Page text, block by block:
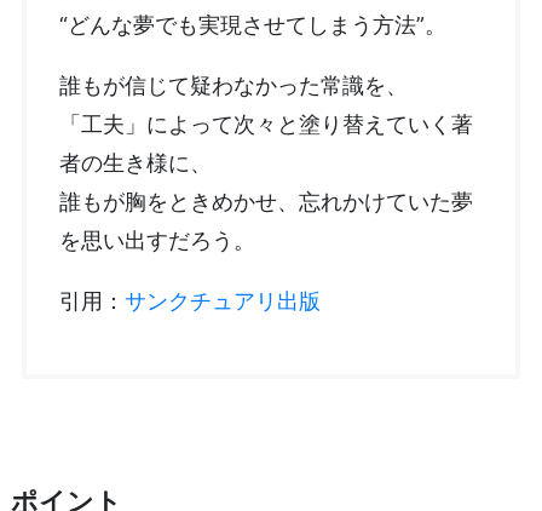
“どんな夢でも実現させてしまう方法”。
誰もが信じて疑わなかった常識を、
「工夫」によって次々と塗り替えていく著
者の生き様に、
誰もが胸をときめかせ、忘れかけていた夢
を思い出すだろう。
引用： サンクチュアリ出版
ポイント